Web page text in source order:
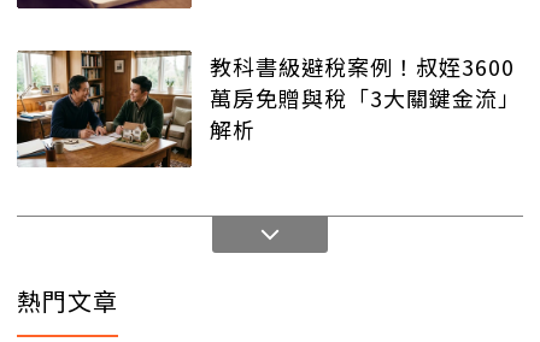
教科書級避稅案例！叔姪3600
萬房免贈與稅「3大關鍵金流」
解析
熱門文章